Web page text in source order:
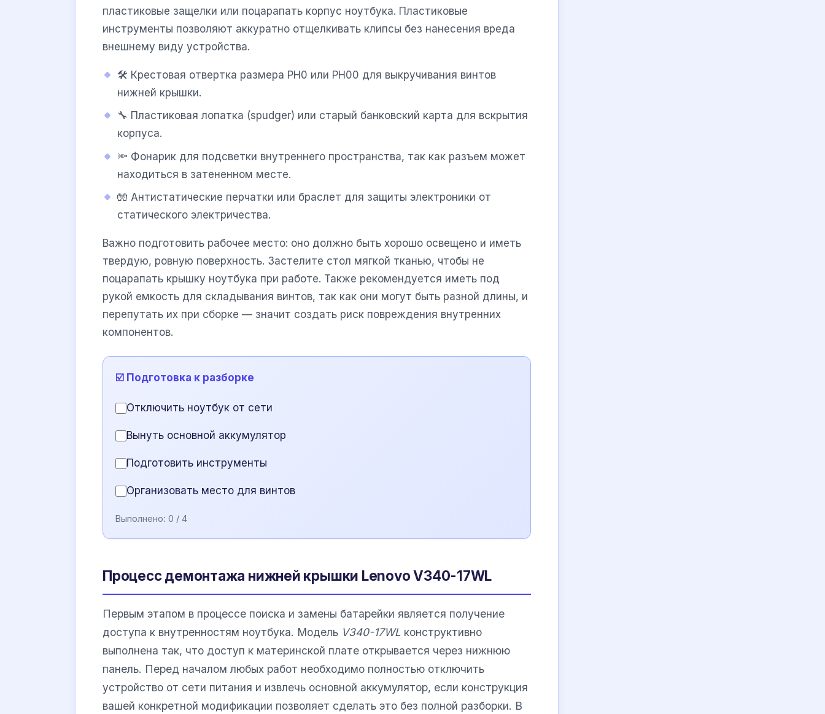
пластиковые защелки или поцарапать корпус ноутбука. Пластиковые
инструменты позволяют аккуратно отщелкивать клипсы без нанесения вреда
внешнему виду устройства.
🛠️ Крестовая отвертка размера PH0 или PH00 для выкручивания винтов
нижней крышки.
🔧 Пластиковая лопатка (spudger) или старый банковский карта для вскрытия
корпуса.
🔦 Фонарик для подсветки внутреннего пространства, так как разъем может
находиться в затененном месте.
🧤 Антистатические перчатки или браслет для защиты электроники от
статического электричества.
Важно подготовить рабочее место: оно должно быть хорошо освещено и иметь
твердую, ровную поверхность. Застелите стол мягкой тканью, чтобы не
поцарапать крышку ноутбука при работе. Также рекомендуется иметь под
рукой емкость для складывания винтов, так как они могут быть разной длины, и
перепутать их при сборке — значит создать риск повреждения внутренних
компонентов.
☑️ Подготовка к разборке
Отключить ноутбук от сети
Вынуть основной аккумулятор
Подготовить инструменты
Организовать место для винтов
Выполнено: 0 / 4
Процесс демонтажа нижней крышки Lenovo V340-17WL
Первым этапом в процессе поиска и замены батарейки является получение
доступа к внутренностям ноутбука. Модель V340-17WL конструктивно
выполнена так, что доступ к материнской плате открывается через нижнюю
панель. Перед началом любых работ необходимо полностью отключить
устройство от сети питания и извлечь основной аккумулятор, если конструкция
вашей конкретной модификации позволяет сделать это без полной разборки. В